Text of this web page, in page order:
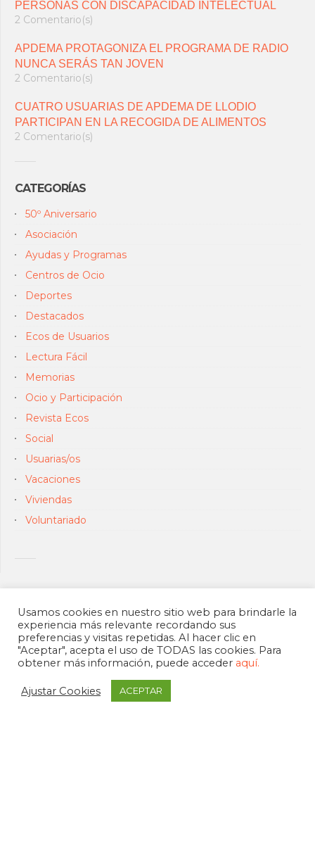
PERSONAS CON DISCAPACIDAD INTELECTUAL
2 Comentario(s)
APDEMA PROTAGONIZA EL PROGRAMA DE RADIO
NUNCA SERÁS TAN JOVEN
2 Comentario(s)
CUATRO USUARIAS DE APDEMA DE LLODIO
PARTICIPAN EN LA RECOGIDA DE ALIMENTOS
2 Comentario(s)
CATEGORÍAS
50º Aniversario
Asociación
Ayudas y Programas
Centros de Ocio
Deportes
Destacados
Ecos de Usuarios
Lectura Fácil
Memorias
Ocio y Participación
Revista Ecos
Social
Usuarias/os
Vacaciones
Viviendas
Voluntariado
Usamos cookies en nuestro sitio web para brindarle la
experiencia más relevante recordando sus
preferencias y visitas repetidas. Al hacer clic en
"Aceptar", acepta el uso de TODAS las cookies. Para
obtener más información, puede acceder aquí.
Ajustar Cookies ACEPTAR